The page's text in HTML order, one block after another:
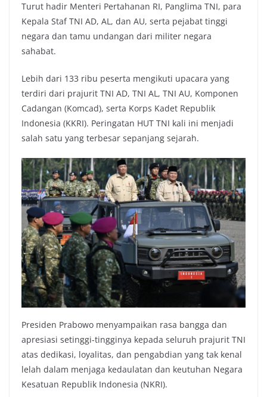
Turut hadir Menteri Pertahanan RI, Panglima TNI, para
Kepala Staf TNI AD, AL, dan AU, serta pejabat tinggi
negara dan tamu undangan dari militer negara
sahabat.
Lebih dari 133 ribu peserta mengikuti upacara yang
terdiri dari prajurit TNI AD, TNI AL, TNI AU, Komponen
Cadangan (Komcad), serta Korps Kadet Republik
Indonesia (KKRI). Peringatan HUT TNI kali ini menjadi
salah satu yang terbesar sepanjang sejarah.
Presiden Prabowo menyampaikan rasa bangga dan
apresiasi setinggi-tingginya kepada seluruh prajurit TNI
atas dedikasi, loyalitas, dan pengabdian yang tak kenal
lelah dalam menjaga kedaulatan dan keutuhan Negara
Kesatuan Republik Indonesia (NKRI).